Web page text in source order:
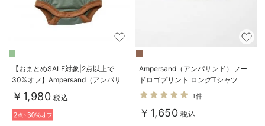
【おまとめSALE対象|2点以上で
30%オフ】Ampersand（アンパサ
ンド）配色デザインボディスーツ
￥1,980 税込
Ampersand（アンパサンド）フー
ドロゴプリント ロングTシャツ
1件
￥1,650 税込